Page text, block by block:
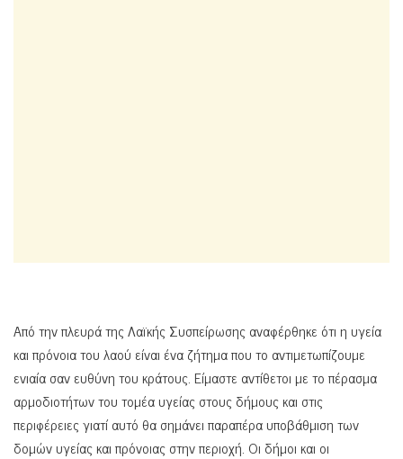
Από την πλευρά της Λαϊκής Συσπείρωσης αναφέρθηκε ότι η υγεία
και πρόνοια του λαού είναι ένα ζήτημα που το αντιμετωπίζουμε
ενιαία σαν ευθύνη του κράτους. Είμαστε αντίθετοι με το πέρασμα
αρμοδιοτήτων του τομέα υγείας στους δήμους και στις
περιφέρειες γιατί αυτό θα σημάνει παραπέρα υποβάθμιση των
δομών υγείας και πρόνοιας στην περιοχή. Οι δήμοι και οι